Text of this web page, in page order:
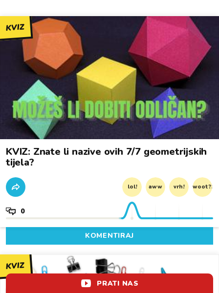
KVIZ
KVIZ: Znate li nazive ovih 7/7 geometrijskih
tijela?
lol! aww vrh! woot?!
0
KOMENTIRAJ
KVIZ
PRATI NAS